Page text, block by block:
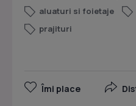
aluaturi si foietaje
prajituri
Îmi place